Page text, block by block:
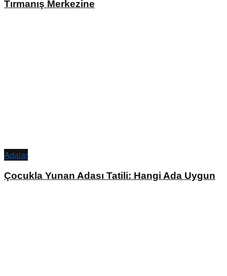
Tırmanış Merkezine
Adalar
Çocukla Yunan Adası Tatili: Hangi Ada Uygun